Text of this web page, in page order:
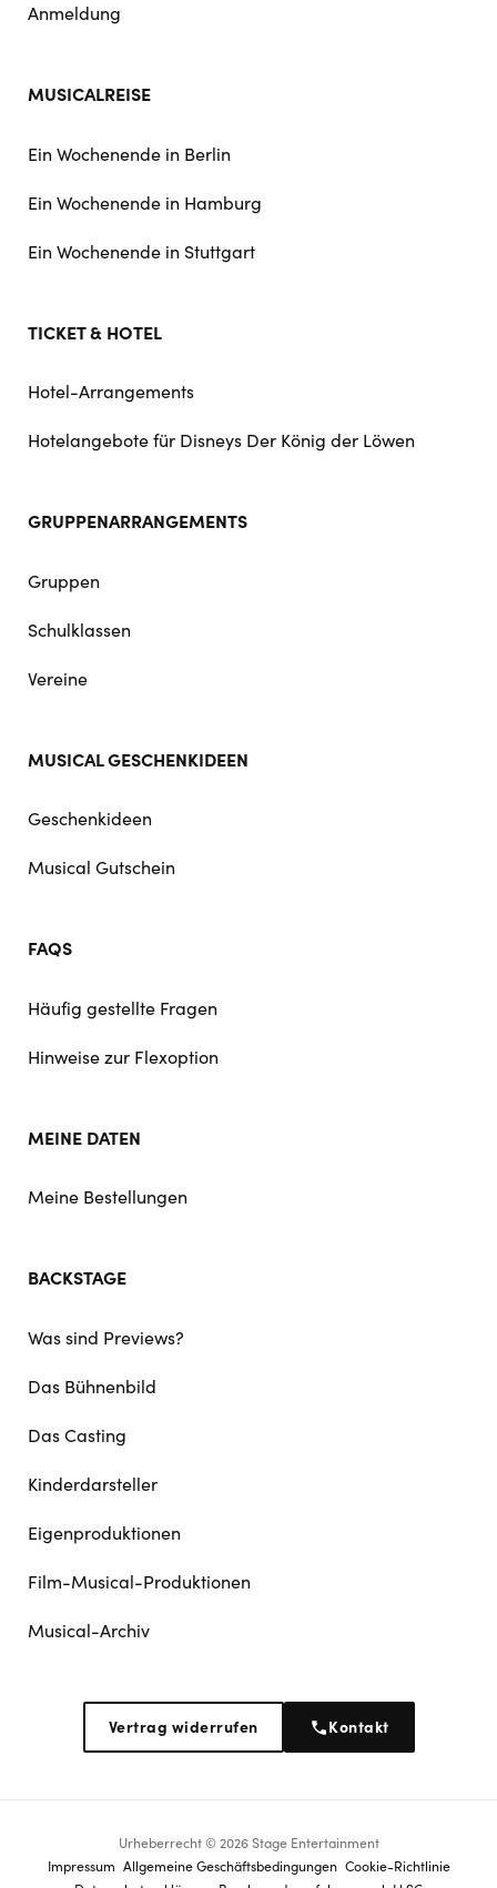
Anmeldung
MUSICALREISE
Ein Wochenende in Berlin
Ein Wochenende in Hamburg
Ein Wochenende in Stuttgart
TICKET & HOTEL
Hotel-Arrangements
Hotelangebote für Disneys Der König der Löwen
GRUPPENARRANGEMENTS
Gruppen
Schulklassen
Vereine
MUSICAL GESCHENKIDEEN
Geschenkideen
Musical Gutschein
FAQS
Häufig gestellte Fragen
Hinweise zur Flexoption
MEINE DATEN
Meine Bestellungen
BACKSTAGE
Was sind Previews?
Das Bühnenbild
Das Casting
Kinderdarsteller
Eigenproduktionen
Film-Musical-Produktionen
Musical-Archiv
Vertrag widerrufen Kontakt
Urheberrecht © 2026 Stage Entertainment
FooterImpressum Allgemeine Geschäftsbedingungen Cookie-Richtlinie